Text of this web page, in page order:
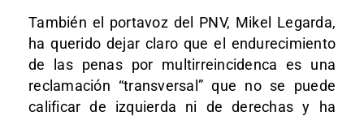
También el portavoz del PNV, Mikel Legarda,
ha querido dejar claro que el endurecimiento
de las penas por multirreincidenca es una
reclamación “transversal” que no se puede
calificar de izquierda ni de derechas y ha